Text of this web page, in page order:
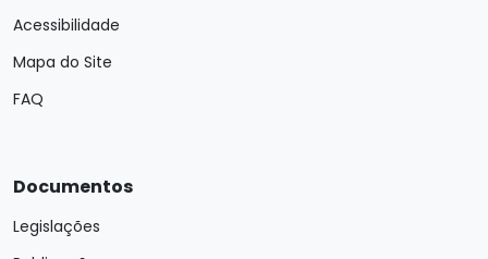
Acessibilidade
Mapa do Site
FAQ
Documentos
Legislações